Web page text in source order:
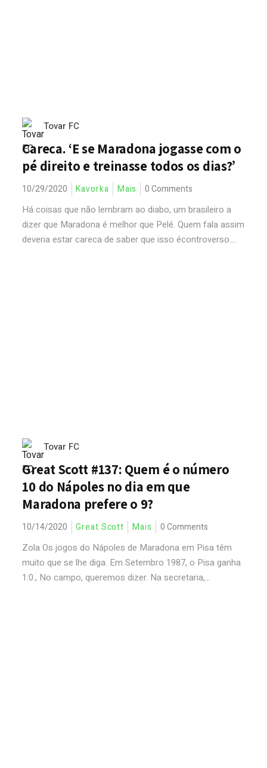
Tovar FC
Careca. ‘E se Maradona jogasse com o
pé direito e treinasse todos os dias?’
10/29/2020 Kavorka Mais 0 Comments
Há coisas que não lembram ao diabo, um brasileiro a
dizer que Maradona é melhor que Pelé. Quem fala assim
deveria estar careca de saber que isso écontroverso....
Tovar FC
Great Scott #137: Quem é o número
10 do Nápoles no dia em que
Maradona prefere o 9?
10/14/2020 Great Scott Mais 0 Comments
Zola Os jogos do Nápoles de Maradona em Pisa têm
muito que se lhe diga. Em Setembro 1987, o Pisa ganha
1:0., No campo, queremos dizer. Na secretaria,...